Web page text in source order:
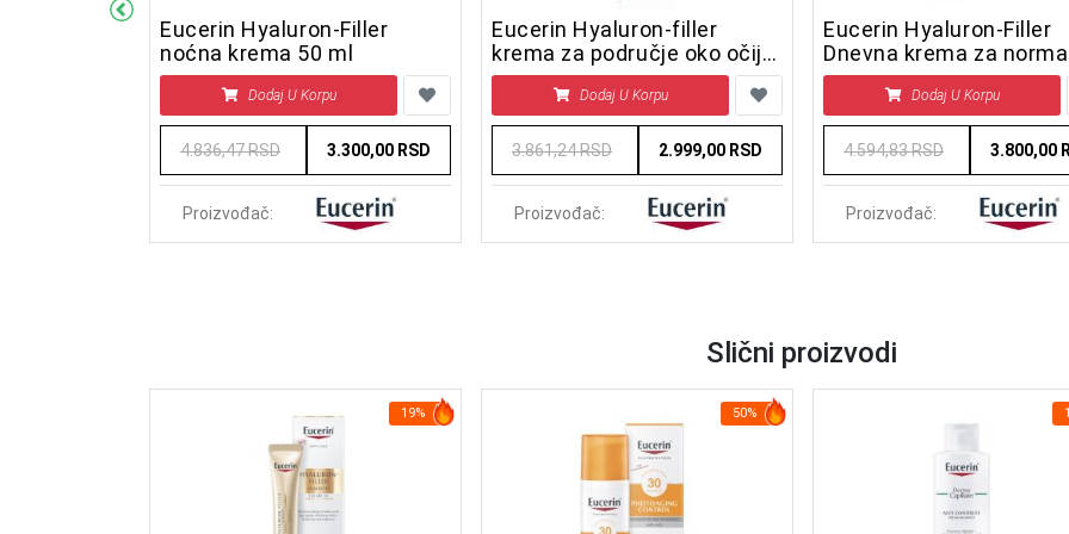
Eucerin Hyaluron-Filler
noćna krema 50 ml
Dodaj U Korpu
4.836,47 RSD 3.300,00 RSD
Proizvođač:
Eucerin Hyaluron-filler
krema za područje oko očiju
SPF15 15 ml
Dodaj U Korpu
3.861,24 RSD 2.999,00 RSD
Proizvođač:
Eucerin Hyaluron-Filler
Dnevna krema za
Dodaj U Korpu
4.594,83 RSD 3.800,00
Proizvođač:
Slični proizvodi
19% 50%